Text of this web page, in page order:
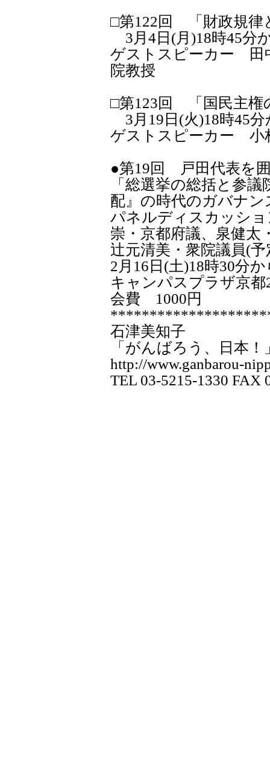
□第122回 「財政規律
3月4日(月)18時45分
ゲストスピーカー 田
院教授
□第123回 「国民主権
3月19日(火)18時45分
ゲストスピーカー 小
●第19回 戸田代表を
「総選挙の総括と参
配』の時代のガバナン
パネルディスカッシ
崇・京都府議、泉健太
辻元清美・衆院議員(予
2月16日(土)18時30分か
キャンパスプラザ京都
会費 1000円
石津美知子
「がんばろう、日本
http://www.ganbarou-
TEL 03-5215-1330 FAX